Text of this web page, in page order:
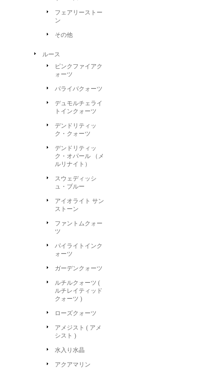
フェアリーストー
ン
その他
ルース
ピンクファイアク
ォーツ
パライバクォーツ
デュモルチェライ
トインクォーツ
デンドリティッ
ク・クォーツ
デンドリティッ
ク・オパール （メ
ルリナイト）
スウェディッシ
ュ・ブルー
アイオライト サン
ストーン
ファントムクォー
ツ
パイライトインク
ォーツ
ガーデンクォーツ
ルチルクォーツ (
ルチレイティッド
クォーツ )
ローズクォーツ
アメジスト ( アメ
シスト )
水入り水晶
アクアマリン